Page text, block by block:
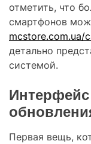
отметить, что
смартфонов
mcstore.com.ua/
детально
системой.
Первая вещь,